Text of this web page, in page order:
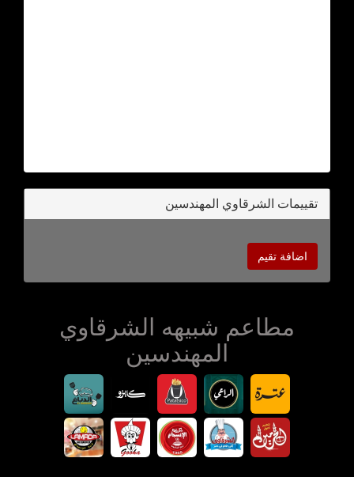
تقييمات الشرقاوي المهندسين
اضافة تقيم
مطاعم شبيهه الشرقاوي
المهندسين